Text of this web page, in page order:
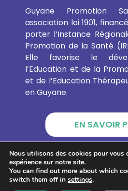
Guyane Promotion
association loi 1901,
porter l’Instance
Promotion de la Santé
Elle favorise le
l’Education et de la
et de l’Education
en Guyane.
EN SAVOIR
GUYANE
Nous utilisons des cookies pour vous
expérience sur notre site.
You can find out more about which
switch them off in settings.